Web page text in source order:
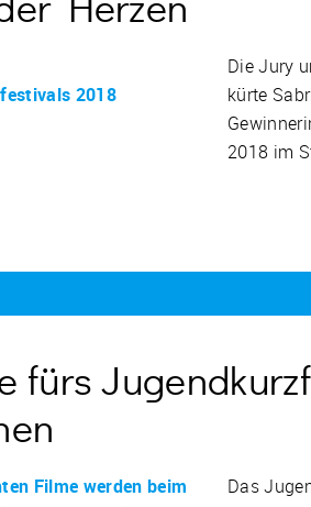
Herzen
Die Jury
kürte
2018 im
fürs
Das